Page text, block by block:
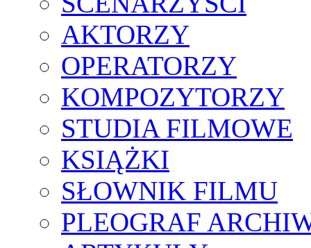
AKTORZY
OPERATORZY
KOMPOZYTORZY
STUDIA FILMOWE
KSIĄŻKI
SŁOWNIK FILMU
PLEOGRAF